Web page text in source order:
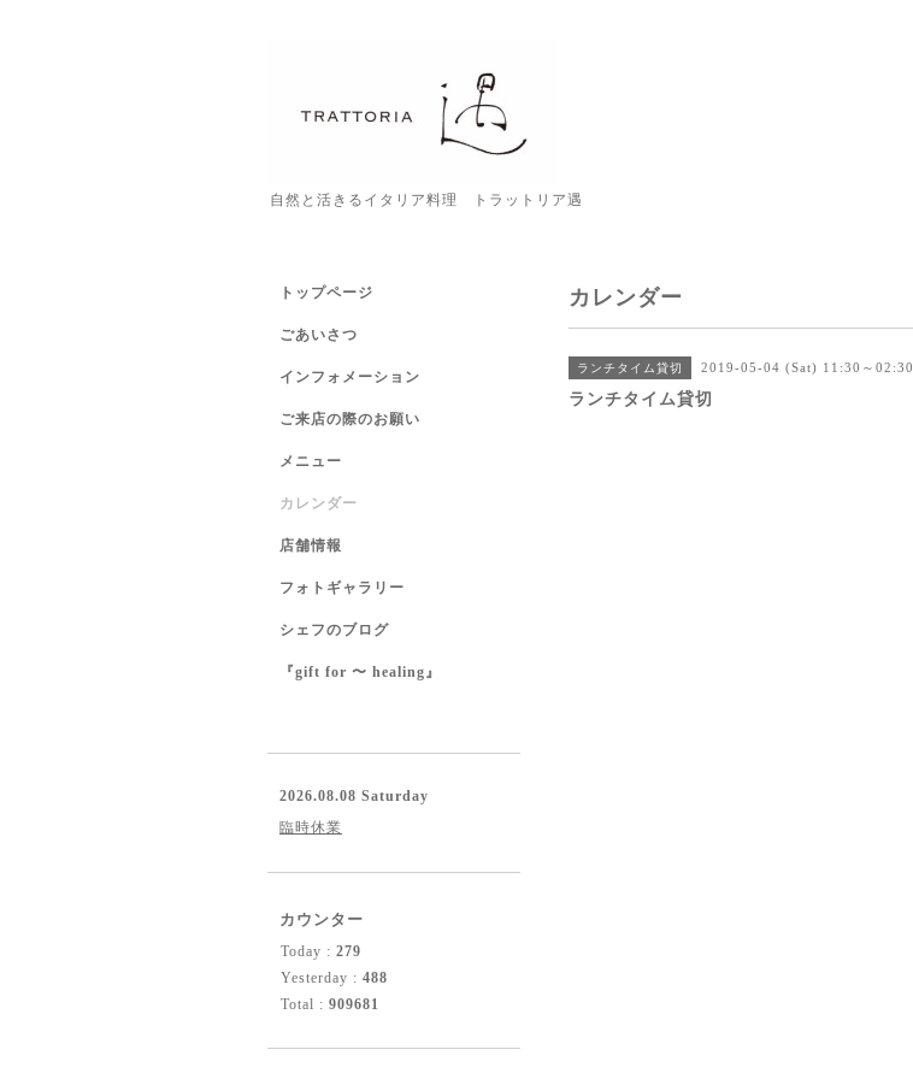
自然と活きるイタリア料理 トラットリア遇
カレンダー
ランチタイム貸切 2019-05-04 (Sat) 11:30～02:30
ランチタイム貸切
トップページ
ごあいさつ
インフォメーション
ご来店の際のお願い
メニュー
カレンダー
店舗情報
フォトギャラリー
シェフのブログ
『gift for 〜 healing』
2026.08.08 Saturday
臨時休業
カウンター
Today : 279
Yesterday : 488
Total : 909681